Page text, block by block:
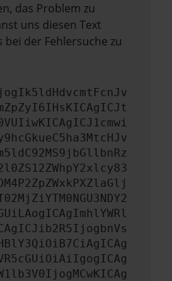
das Problem zu
uns diesen Text
bei der Fehlersuche zu